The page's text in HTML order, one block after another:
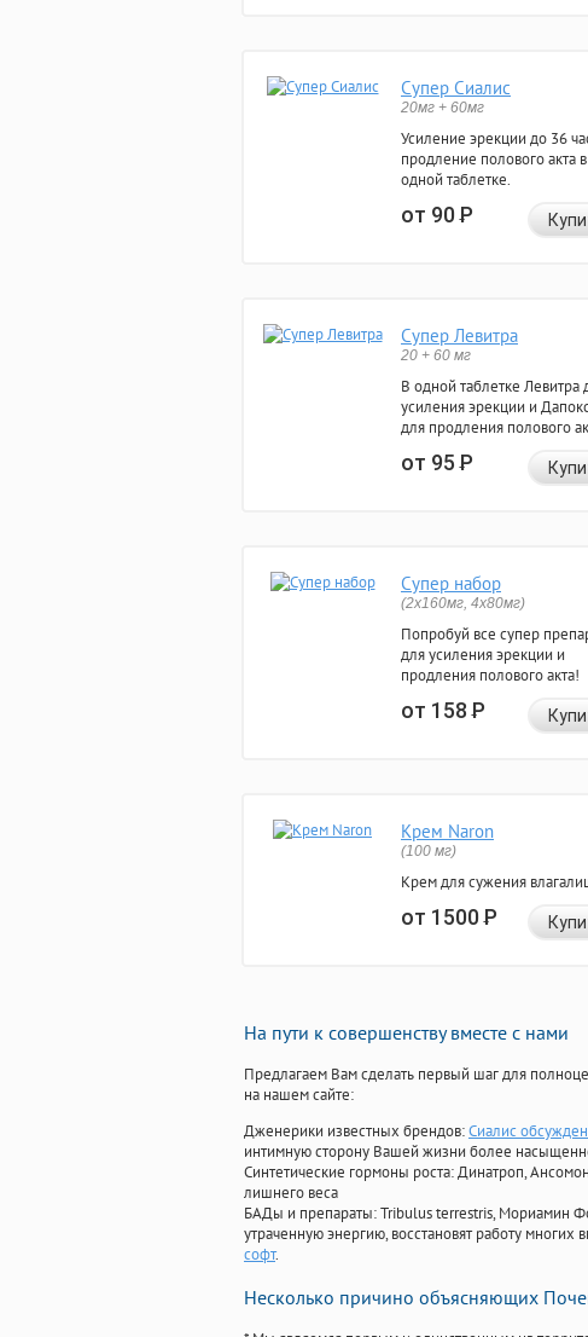
Супер Сиалис
20мг + 60мг
Усиление эрекции до 36
продление полового акта в
одной таблетке.
от 90Р
Супер Левитра
20 + 60 мг
В одной таблетке Левитра
усиления эрекции и
для продления полового
от 95Р
Супер набор
(2х160мг, 4х80мг)
Попробуй все супер
для усиления эрекции и
продления полового акта!
от 158Р
Крем Naron
(100 мг)
Крем для сужения
от 1500Р
На пути к совершенству вместе с нами
Предлагаем Вам сделать первый шаг для
на нашем сайте:
Дженерики известных брендов:Сиалис
интимную сторону Вашей жизни более
Синтетические гормоны роста: Динатроп,
лишнего веса
БАДы и препараты:Tribulus terrestris, Мориамин
утраченную энергию, восстановят работу многих
софт.
Несколько причино объясняющих